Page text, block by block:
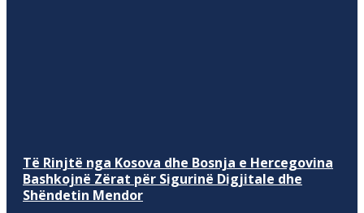
Të Rinjtë nga Kosova dhe Bosnja e Hercegovina
Bashkojnë Zërat për Sigurinë Digjitale dhe
Shëndetin Mendor